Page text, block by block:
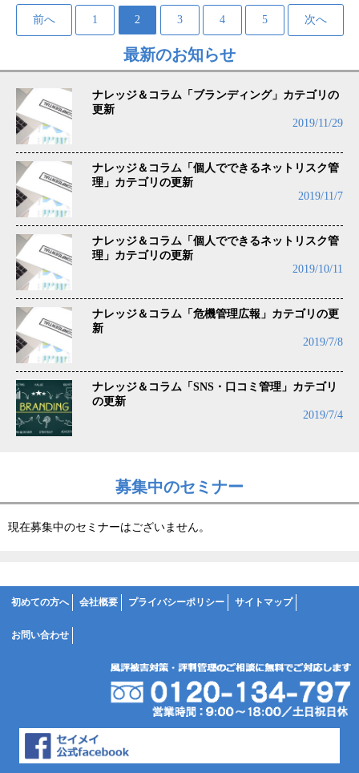
前へ 1 2 3 4 5 次へ
最新のお知らせ
ナレッジ＆コラム「ブランディング」カテゴリの
更新
2019/11/29
ナレッジ＆コラム「個人でできるネットリスク管
理」カテゴリの更新
2019/11/7
ナレッジ＆コラム「個人でできるネットリスク管
理」カテゴリの更新
2019/10/11
ナレッジ＆コラム「危機管理広報」カテゴリの更
新
2019/7/8
ナレッジ＆コラム「SNS・口コミ管理」カテゴリ
の更新
2019/7/4
募集中のセミナー
現在募集中のセミナーはございません。
初めての方へ 会社概要 プライバシーポリシー サイトマップ
お問い合わせ